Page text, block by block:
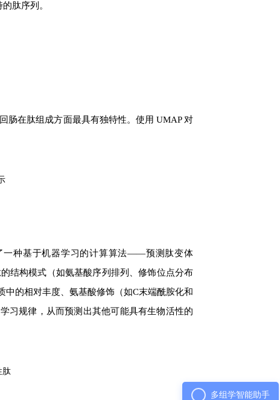
肽序列。
肠在肽组成方面最具有独特性。使用 UMAP 对
一种基于机器学习的计算算法——预测肽变体
的结构模式（如氨基酸序列排列、修饰位点分布
中的相对丰度、氨基酸修饰（如C末端酰胺化和
习规律，从而预测出其他可能具有生物活性的
肽
多组学智能助手